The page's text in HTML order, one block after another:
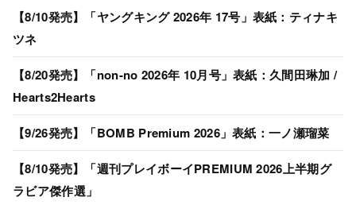
【8/10発売】「ヤングキング 2026年 17号」表紙：ティナキ
ツネ
【8/20発売】「non-no 2026年 10月号」表紙：久間田琳加 /
Hearts2Hearts
【9/26発売】「BOMB Premium 2026」表紙：一ノ瀬瑠菜
【8/10発売】「週刊プレイボーイPREMIUM 2026上半期グ
ラビア傑作選」